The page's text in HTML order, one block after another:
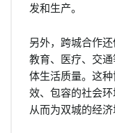
发和生产。
另外，跨城合作
教育、医疗、交
体生活质量。这
效、包容的社会环
从而为双城的经济